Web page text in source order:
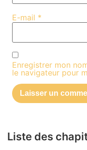
Liste des
E-mail *
Enregistrer mon
le navigateur pour